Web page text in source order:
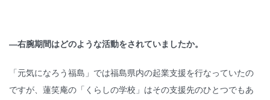
—右腕期間はどのような活動をされていましたか。
「元気になろう福島」では福島県内の起業支援を行なっていたの
ですが、蓮笑庵の「くらしの学校」はその支援先のひとつでもあ